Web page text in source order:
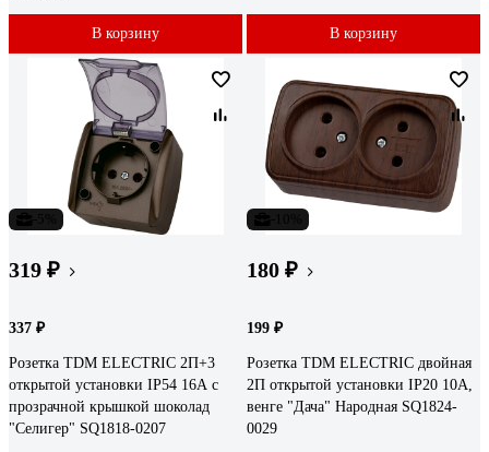
В корзину В корзину
319 ₽
337 ₽
Розетка TDM ELECTRIC 2П+3
открытой установки IP54 16А с
прозрачной крышкой шоколад
"Селигер" SQ1818-0207
180 ₽
199 ₽
Розетка TDM ELECTRIC двойная
2П открытой установки IP20 10А,
венге "Дача" Народная SQ1824-
0029